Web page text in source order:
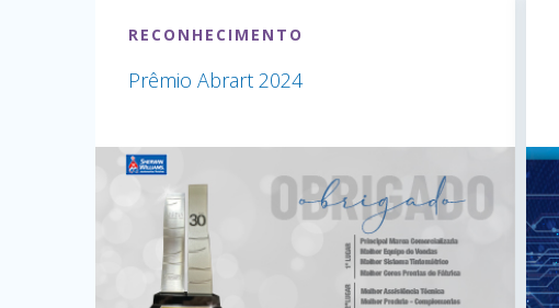
RECONHECIMENTO
Prêmio Abrart 2024